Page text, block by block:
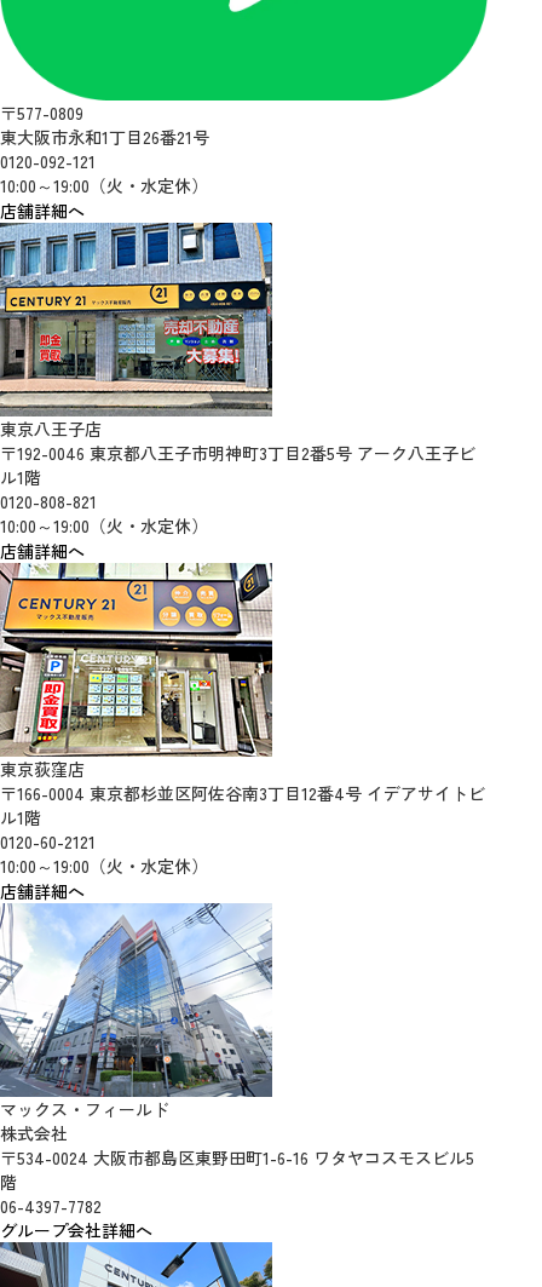
〒577-0809
東大阪市永和1丁目26番21号
0120-092-121
10:00～19:00（火・水定休）
店舗詳細へ
東京八王子店
〒192-0046 東京都八王子市明神町3丁目2番5号 アーク八王子ビ
ル1階
0120-808-821
10:00～19:00（火・水定休）
店舗詳細へ
東京荻窪店
〒166-0004 東京都杉並区阿佐谷南3丁目12番4号 イデアサイトビ
ル1階
0120-60-2121
10:00～19:00（火・水定休）
店舗詳細へ
マックス・フィールド
株式会社
〒534-0024 大阪市都島区東野田町1-6-16 ワタヤコスモスビル5
階
06-4397-7782
グループ会社詳細へ